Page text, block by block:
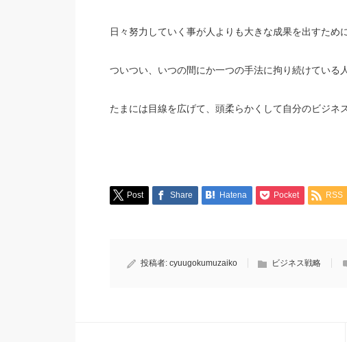
日々努力していく事が人よりも大きな成果を出すため
ついつい、いつの間にか一つの手法に拘り続けている
たまには目線を広げて、頭柔らかくして自分のビジネ
Post Share Hatena Pocket RSS
投稿者: cyuugokumuzaiko ビジネス戦略